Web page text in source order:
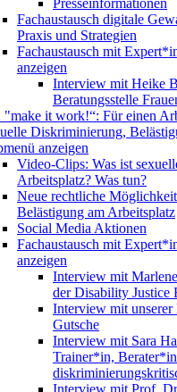
Presseinformationen
Fachaustausch digitale
Praxis und Strategien
Fachaustausch mit
anzeigen
Interview mit Heike
Beratungsstelle
"make it work!“: Für einen
Diskriminierung,
anzeigen
Video-Clips: Was ist
Arbeitsplatz? Was tun?
Neue rechtliche
Belästigung am Arbeitsplatz
Social Media Aktionen
Fachaustausch mit
anzeigen
Interview mit
der Disability Justice
Interview mit
Gutsche
Interview mit Sara
Trainer*in,
Interview mit Prof.